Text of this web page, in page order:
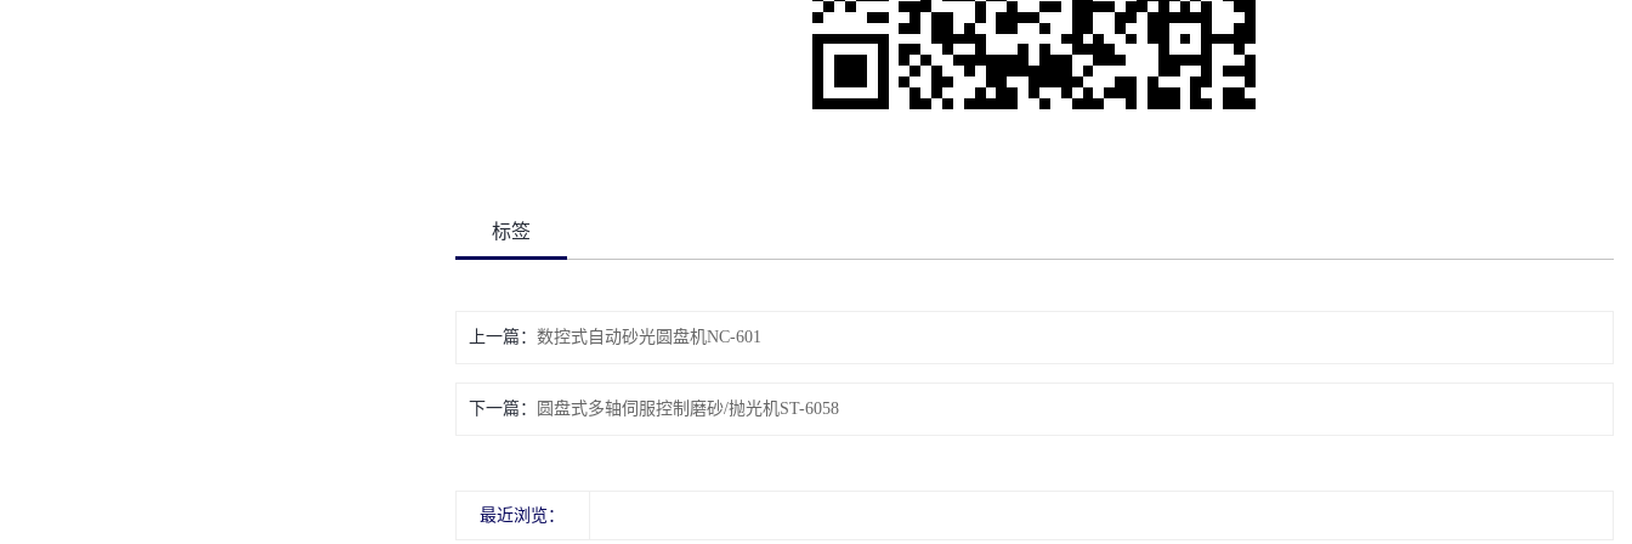
标签
上一篇： 数控式自动砂光圆盘机NC-601
下一篇： 圆盘式多轴伺服控制磨砂/抛光机ST-6058
最近浏览：